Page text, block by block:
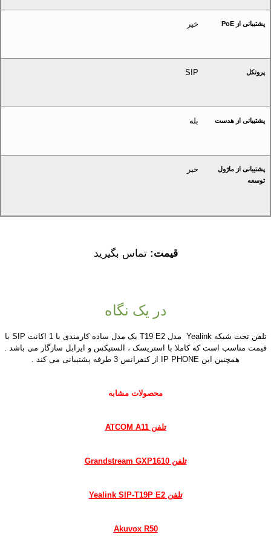
پشتیبانی از PoE خیر
پروتکل SIP
پشتیبانی از هدست بله
پشتیبانی از ماژول
توسعه
خیر
قیمت:تماس بگیرید
در یک نگاه
تلفن تحت شبکه Yealink مدل T19 E2 یک مدل ساده کارمندی با 1 اکانت SIP با
قیمت مناسب است که کاملا با استریسک ، الستیکس و ایزابل سازگار می باشد .
همچنین این IP PHONE از کنفرانس 3 طرفه پشتیبانی می کند .
محصولات مشابه
تلفن ATCOM A11
تلفن Grandstream GXP1610
تلفن Yealink SIP-T19P E2
Akuvox R50